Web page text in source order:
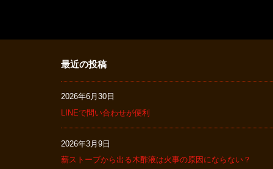
最近の投稿
2026年6月30日
LINEで問い合わせが便利
2026年3月9日
薪ストーブから出る木酢液は火事の原因にならない？